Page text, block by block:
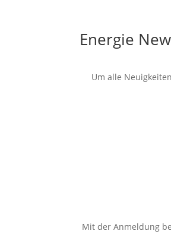
Energie
Um alle
Mit der Anmeldung